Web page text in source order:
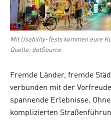
Mit Usability-Tests kommen eure
Quelle: dotSource
Fremde Länder, fremde
verbunden mit der
spannende Erlebnisse.
komplizierten